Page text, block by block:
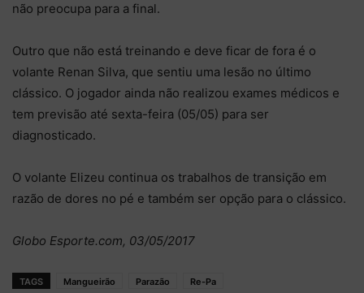
não preocupa para a final.
Outro que não está treinando e deve ficar de fora é o
volante Renan Silva, que sentiu uma lesão no último
clássico. O jogador ainda não realizou exames médicos e
tem previsão até sexta-feira (05/05) para ser
diagnosticado.
O volante Elizeu continua os trabalhos de transição em
razão de dores no pé e também ser opção para o clássico.
Globo Esporte.com, 03/05/2017
TAGS Mangueirão Parazão Re-Pa